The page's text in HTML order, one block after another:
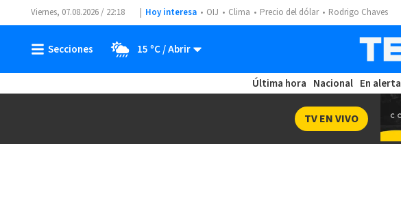
Viernes, 07.08.2026 / 22:18 Hoy interesa OIJ Clima Precio del dólar Rodrigo Chaves
15 ºC
Última hora Nacional En alerta
TV EN VIVO